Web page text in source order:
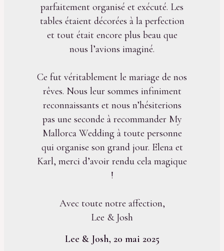
parfaitement organisé et exécuté. Les
tables étaient décorées à la perfection
et tout était encore plus beau que
nous l’avions imaginé.
Ce fut véritablement le mariage de nos
rêves. Nous leur sommes infiniment
reconnaissants et nous n’hésiterions
pas une seconde à recommander My
Mallorca Wedding à toute personne
qui organise son grand jour. Elena et
Karl, merci d’avoir rendu cela magique
!
Avec toute notre affection,
Lee & Josh
Lee & Josh, 20 mai 2025